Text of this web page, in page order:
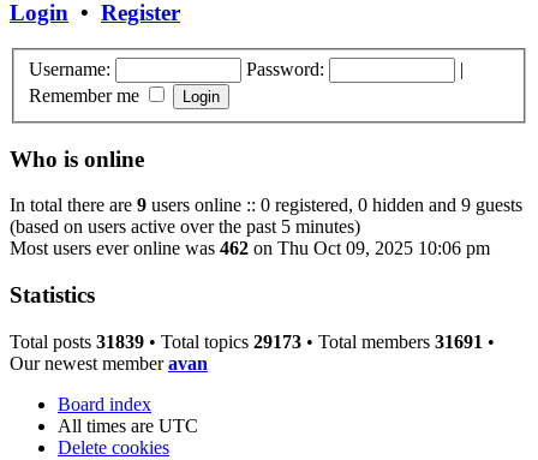
Login • Register
Username: Password:
|
Remember me
Who is online
In total there are 9 users online :: 0 registered, 0 hidden and 9 guests
(based on users active over the past 5 minutes)
Most users ever online was 462 on Thu Oct 09, 2025 10:06 pm
Statistics
Total posts 31839 • Total topics 29173 • Total members 31691 •
Our newest memberavan
Board index
All times are UTC
Delete cookies